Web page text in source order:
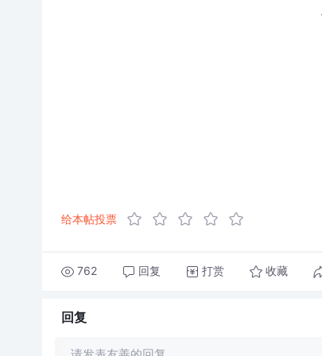
给本帖投票
762 回复 打赏 收藏
回复